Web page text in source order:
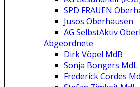
SPD FRAUEN
Jusos Oberhausen
AG SelbstAktiv
Abgeordnete
Dirk Vöpel MdB
Sonja Bongers MdL
Frederick Cordes